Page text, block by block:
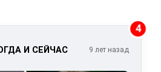
4
И СЕЙЧАС 9 лет назад